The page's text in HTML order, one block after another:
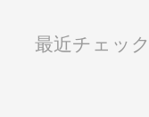
最近チェッ